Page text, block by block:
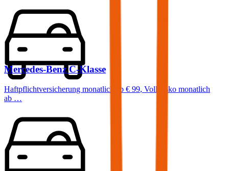
Mercedes-Benz C-Klasse
Haftpflichtversicherung monatlich ab € 99, Vollkasko monatlich
ab …